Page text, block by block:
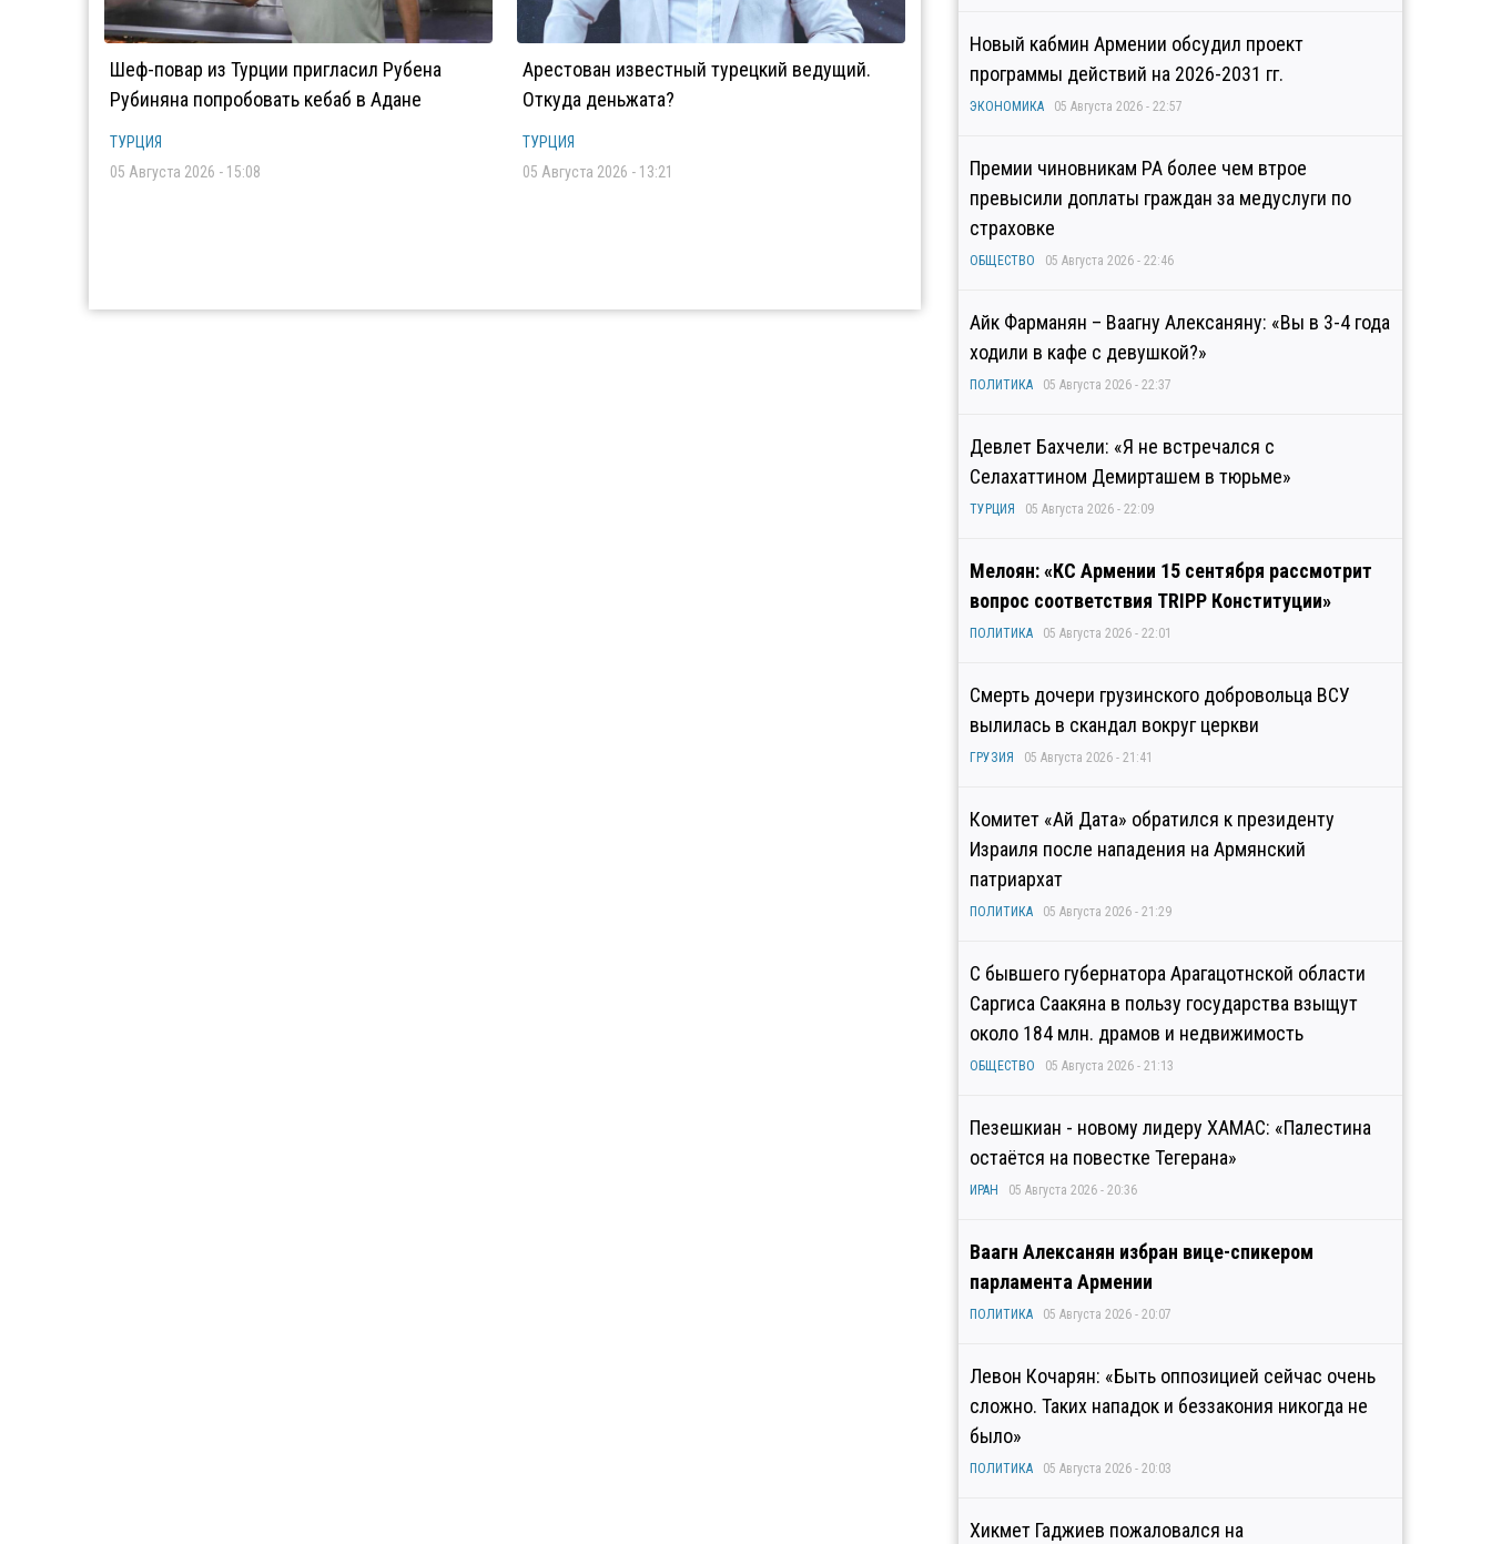
Шеф-повар из Турции пригласил Рубена
Рубиняна попробовать кебаб в Адане
ТУРЦИЯ
05 Августа 2026 - 15:08
Арестован известный турецкий ведущий.
Откуда деньжата?
ТУРЦИЯ
05 Августа 2026 - 13:21
Новый кабмин Армении обсудил проект
программы действий на 2026-2031 гг.
ЭКОНОМИКА 05 Августа 2026 - 22:57
Премии чиновникам РА более чем втрое
превысили доплаты граждан за медуслуги по
страховке
ОБЩЕСТВО 05 Августа 2026 - 22:46
Айк Фарманян – Ваагну Алексаняну: «Вы в 3-4 года
ходили в кафе с девушкой?»
ПОЛИТИКА 05 Августа 2026 - 22:37
Девлет Бахчели: «Я не встречался с
Селахаттином Демирташем в тюрьме»
ТУРЦИЯ 05 Августа 2026 - 22:09
Мелоян: «КС Армении 15 сентября рассмотрит
вопрос соответствия TRIPP Конституции»
ПОЛИТИКА 05 Августа 2026 - 22:01
Смерть дочери грузинского добровольца ВСУ
вылилась в скандал вокруг церкви
ГРУЗИЯ 05 Августа 2026 - 21:41
Комитет «Ай Дата» обратился к президенту
Израиля после нападения на Армянский
патриархат
ПОЛИТИКА 05 Августа 2026 - 21:29
С бывшего губернатора Арагацотнской области
Саргиса Саакяна в пользу государства взыщут
около 184 млн. драмов и недвижимость
ОБЩЕСТВО 05 Августа 2026 - 21:13
Пезешкиан - новому лидеру ХАМАС: «Палестина
остаётся на повестке Тегерана»
ИРАН 05 Августа 2026 - 20:36
Ваагн Алексанян избран вице-спикером
парламента Армении
ПОЛИТИКА 05 Августа 2026 - 20:07
Левон Кочарян: «Быть оппозицией сейчас очень
сложно. Таких нападок и беззакония никогда не
было»
ПОЛИТИКА 05 Августа 2026 - 20:03
Хикмет Гаджиев пожаловался на